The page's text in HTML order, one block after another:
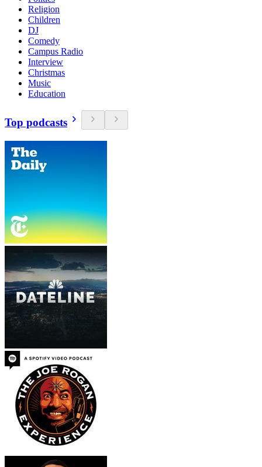
Religion
Children
DJ
Comedy
Campus Radio
Interview
Christmas
Music
Education
Top podcasts